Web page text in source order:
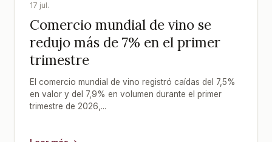
17 jul.
Comercio mundial de vino se
redujo más de 7% en el primer
trimestre
El comercio mundial de vino registró caídas del 7,5%
en valor y del 7,9% en volumen durante el primer
trimestre de 2026,...